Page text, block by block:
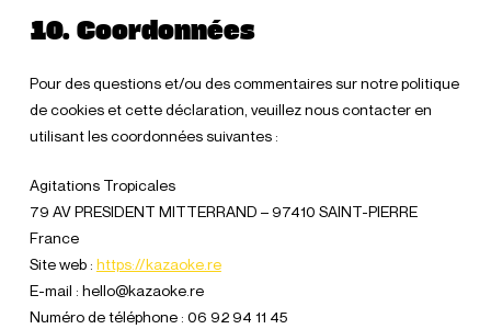
10. Coordonnées
Pour des questions et/ou des commentaires sur notre politique
de cookies et cette déclaration, veuillez nous contacter en
utilisant les coordonnées suivantes :
Agitations Tropicales
79 AV PRESIDENT MITTERRAND – 97410 SAINT-PIERRE
France
Site web : https://kazaoke.re
E-mail : hello@kazaoke.re
Numéro de téléphone : 06 92 94 11 45